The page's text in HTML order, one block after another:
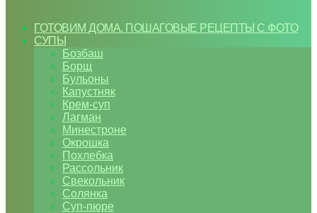
ГОТОВИМ ДОМА. ПОШАГОВЫЕ РЕЦЕПТЫ С ФОТО
СУПЫ
Бозбаш
Борщ
Бульоны
Капустняк
Крем-суп
Лагман
Минестроне
Окрошка
Похлебка
Рассольник
Свекольник
Солянка
Суп-пюре